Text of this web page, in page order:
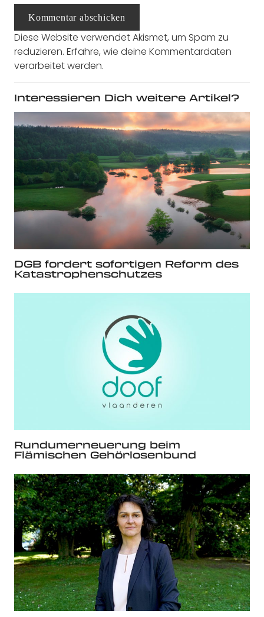
Kommentar abschicken
Diese Website verwendet Akismet, um Spam zu
reduzieren. Erfahre, wie deine Kommentardaten
verarbeitet werden.
Interessieren Dich weitere Artikel?
DGB fordert sofortigen Reform des
Katastrophenschutzes
Rundumerneuerung beim
Flämischen Gehörlosenbund